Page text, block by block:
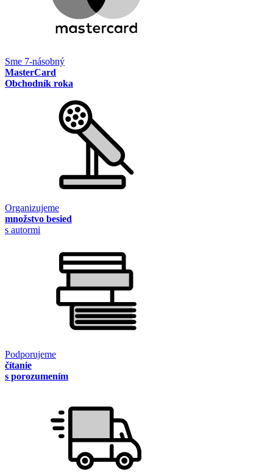
Sme 7-násobný
MasterCard
Obchodník roka
Organizujeme
množstvo besied
s autormi
Podporujeme
čítanie
s porozumením